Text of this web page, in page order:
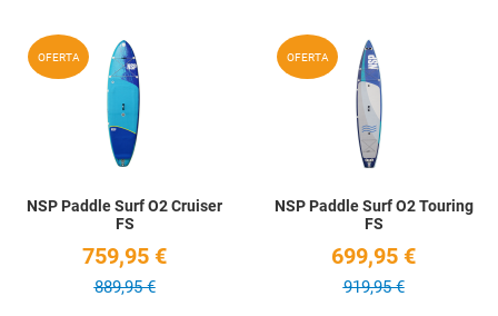
OFERTA Add to Wishlist
NSP Paddle Surf O2 Cruiser
FS
759,95 €
889,95 €
OFERTA
NSP Paddle Surf O2 Touring
FS
699,95 €
919,95 €